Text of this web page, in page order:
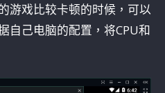
游戏比较卡顿的时候，可以
自己电脑的配置，将CPU和